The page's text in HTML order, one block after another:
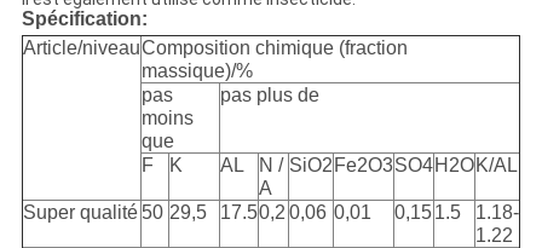
Spécification:
Article/niveauComposition chimique (fraction
massique)/%
pas
moins
que
pas plus de
F K AL
N /
A
SiO2 Fe2O3SO4H2OK/AL
Super qualité 50 29,5 17.50,2 0,06 0,01 0,151.5
1.18-
1.22